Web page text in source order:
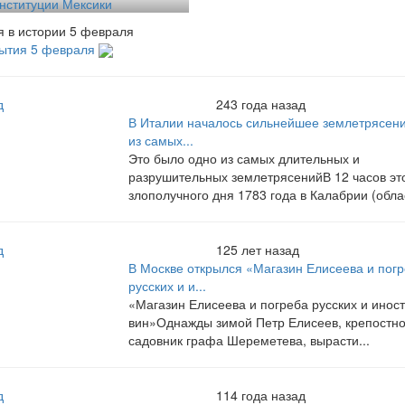
Мексики
в истории 5 февраля
5 февраля
243 года назад
В Италии началось сильнейшее
из самых...
Это было одно из самых длительных и
разрушительных землетрясенийВ 12 часов
злополучного дня 1783 года в Калабрии
125 лет назад
В Москве открылся «Магазин Елисеева и
русских и и...
«Магазин Елисеева и погреба русских и
вин»Однажды зимой Петр Елисеев,
садовник графа Шереметева, вырасти...
114 года назад